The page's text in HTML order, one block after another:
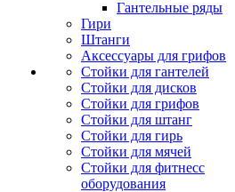
Гантельные ряды
Гири
Штанги
Аксессуары для грифов
Стойки для гантелей
Стойки для дисков
Стойки для грифов
Стойки для штанг
Стойки для гирь
Стойки для мячей
Стойки для фитнесс
оборудования